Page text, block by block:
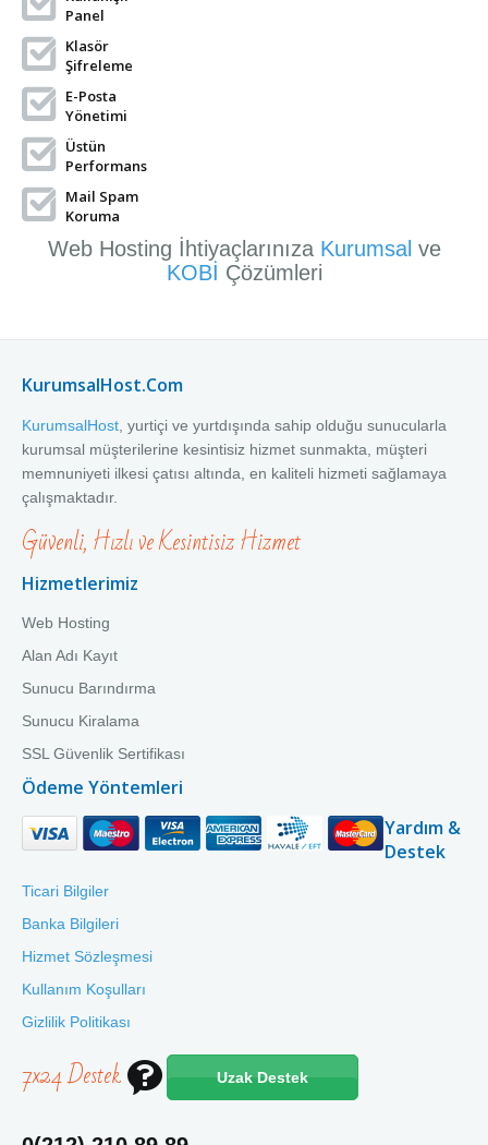
Panel
Klasör
Şifreleme
E-Posta
Yönetimi
Üstün
Performans
Mail Spam
Koruma
Web Hosting İhtiyaçlarınıza Kurumsal ve
KOBİ Çözümleri
KurumsalHost.Com
KurumsalHost , yurtiçi ve yurtdışında sahip olduğu sunucularla
kurumsal müşterilerine kesintisiz hizmet sunmakta, müşteri
memnuniyeti ilkesi çatısı altında, en kaliteli hizmeti sağlamaya
çalışmaktadır.
Güvenli, Hızlı ve Kesintisiz Hizmet
Hizmetlerimiz
Web Hosting
Alan Adı Kayıt
Sunucu Barındırma
Sunucu Kiralama
SSL Güvenlik Sertifikası
Ödeme Yöntemleri
Yardım &
Destek
Ticari Bilgiler
Banka Bilgileri
Hizmet Sözleşmesi
Kullanım Koşulları
Gizlilik Politikası
7x24 Destek Uzak Destek